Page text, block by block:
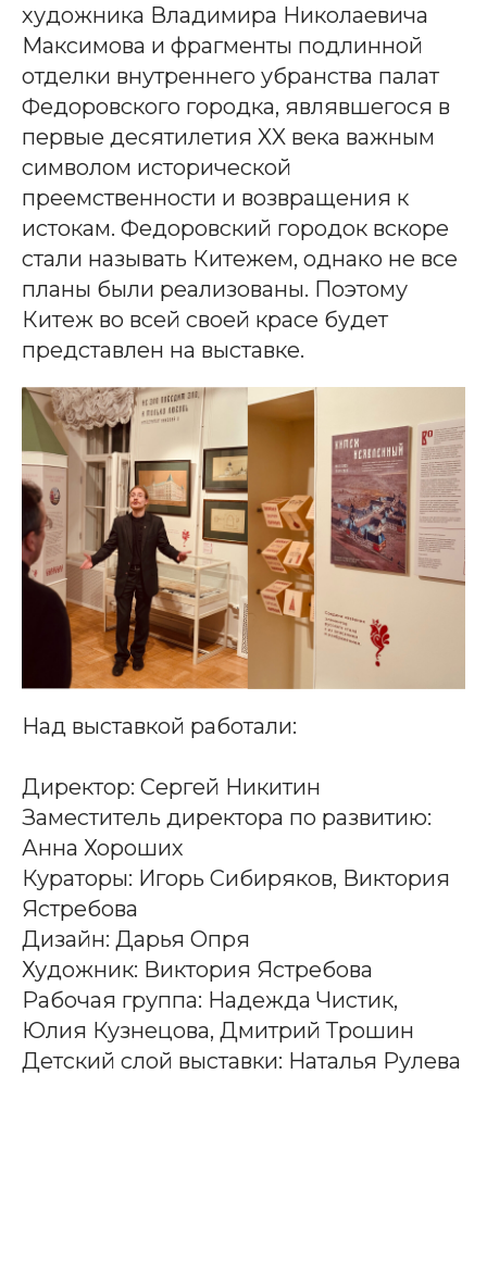
художника Владимира Николаевича
Максимова и фрагменты подлинной
отделки внутреннего убранства палат
Федоровского городка, являвшегося в
первые десятилетия XX века важным
символом исторической
преемственности и возвращения к
истокам. Федоровский городок вскоре
стали называть Китежем, однако не все
планы были реализованы. Поэтому
Китеж во всей своей красе будет
представлен на выставке.
Над выставкой работали:
Директор: Сергей Никитин
Заместитель директора по развитию:
Анна Хороших
Кураторы: Игорь Сибиряков, Виктория
Ястребова
Дизайн: Дарья Опря
Художник: Виктория Ястребова
Рабочая группа: Надежда Чистик,
Юлия Кузнецова, Дмитрий Трошин
Детский слой выставки: Наталья Рулева